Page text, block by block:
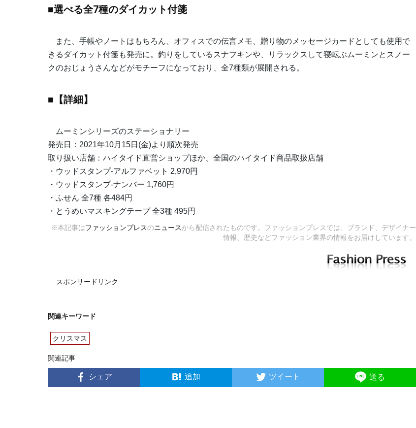
■選べる全7種のダイカット付箋
また、手帳やノートはもちろん、オフィスでの伝言メモ、贈り物のメッセージカードとしても使用で
きるダイカット付箋も発売に。釣りをしているスナフキンや、リラックスして寝転ぶムーミンとスノー
クのおじょうさんなどがモチーフになっており、全7種類が展開される。
■【詳細】
ムーミンシリーズのステーショナリー
発売日：2021年10月15日(金)より順次発売
取り扱い店舗：ハイタイド直営ショップほか、全国のハイタイド商品取扱店舗
・ウッドスタンプ-アルファベット 2,970円
・ウッドスタンプ-ナンバー 1,760円
・ふせん 全7種 各484円
・とうめいマスキングテープ 全3種 495円
※本記事はファッションプレスのニュースから配信されたものです。ファッションプレスでは、ブランド、デザイナー
情報、歴史などファッション業界の情報をお届けしています。
スポンサードリンク
関連キーワード
クリスマス
関連記事
シェア 追加 ツイート 送る